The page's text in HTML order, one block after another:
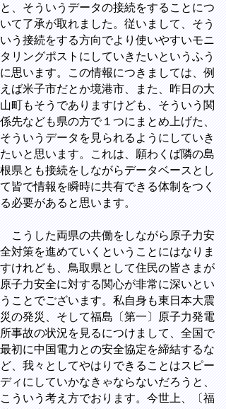
と、そういうデータの接続をすることにつ
いて了承が取れました。従いまして、そう
いう接続をする方向でより使いやすいモニ
タリングポストにしていきたいというふう
に思います。この情報につきましては、例
えば米子市だとか境港市、また、昨日の大
山町もそうでありますけども、そういう関
係先なども県の方で１つにまとめ上げた、
そういうデータを見られるようにしていき
たいと思います。これは、願わくば隣の島
根県とも接続をしながらデータベースとし
て皆で情報を瞬時に共有できる体制をつく
る必要があると思います。
こうした両県の共働をしながら原子力安
全対策を進めていくということにはなりま
すけれども、鳥取県として住民の皆さまが
原子力安全に対する関心が非常に深いとい
うことでございます。私自身も東日本大震
災の発災、そして福島〔第一〕原子力発電
所事故の状況を見るにつけまして、全国で
最初に中国電力との安全協定を締結するな
ど、我々としてやはりできることはスピー
ディにしていかなきゃならないだろうと、
こういう考え方でおります。今世上、〔福